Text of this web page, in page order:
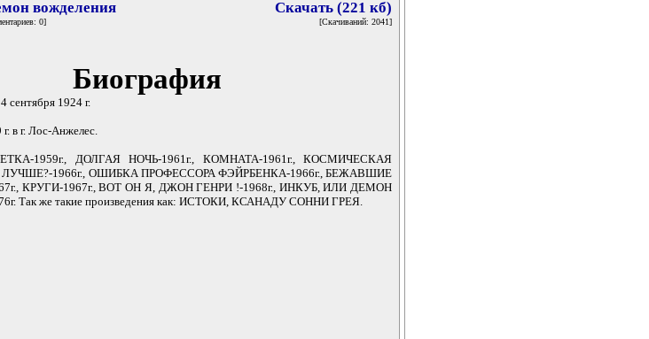
вожделения
0]
Скачать (221 кб)
[Скачиваний: 2041]
Биография
сентября 1924 г.
в г. Лос-Анжелес.
1959г., ДОЛГАЯ НОЧЬ-1961г., КОМНАТА-1961г., КОСМИЧЕСКАЯ
ЛУЧШЕ?-1966г., ОШИБКА ПРОФЕССОРА ФЭЙРБЕНКА-1966г., БЕЖАВШИЕ
КРУГИ-1967г., ВОТ ОН Я, ДЖОН ГЕНРИ !-1968г., ИНКУБ, ИЛИ ДЕМОН
Так же такие произведения как: ИСТОКИ, КСАНАДУ СОННИ ГРЕЯ.